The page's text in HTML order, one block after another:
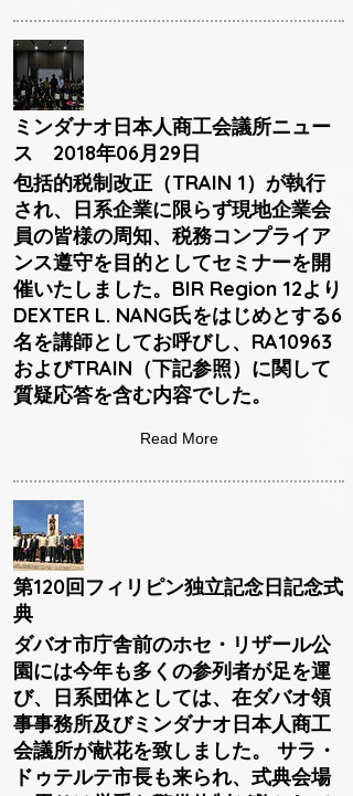
ミンダナオ日本人商工会議所ニュー
ス 2018年06月29日
包括的税制改正（TRAIN 1）が執行
され、日系企業に限らず現地企業会
員の皆様の周知、税務コンプライア
ンス遵守を目的としてセミナーを開
催いたしました。BIR Region 12より
DEXTER L. NANG氏をはじめとする6
名を講師としてお呼びし、RA10963
およびTRAIN（下記参照）に関して
質疑応答を含む内容でした。
Read More
第120回フィリピン独立記念日記念式
典
ダバオ市庁舎前のホセ・リザール公
園には今年も多くの参列者が足を運
び、日系団体としては、在ダバオ領
事事務所及びミンダナオ日本人商工
会議所が献花を致しました。 サラ・
ドゥテルテ市長も来られ、式典会場